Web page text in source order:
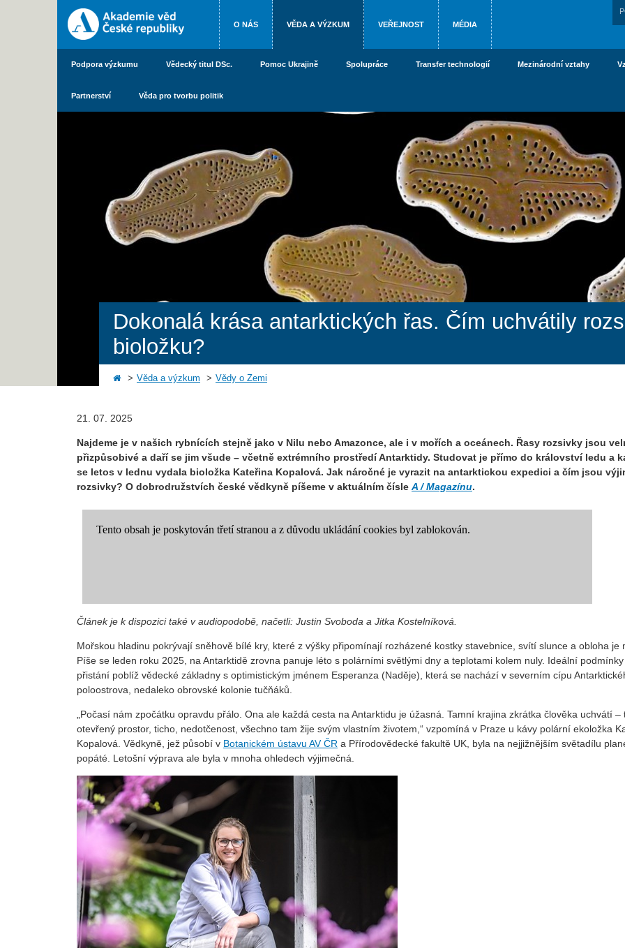
O NÁS VĚDA A VÝZKUM VEŘEJNOST MÉDIA
Podpora výzkumu Vědecký titul DSc. Pomoc Ukrajině Spolupráce Transfer technologií Mezinárodní vztahy
Partnerství Věda pro tvorbu politik
Dokonalá krása antarktických řas. Čím uchvátily
bioložku?
Věda a výzkum Vědy o Zemi
21. 07. 2025
Najdeme je v našich rybnících stejně jako v Nilu nebo Amazonce, ale i v mořích a oceánech. Řasy rozsivky jsou
přizpůsobivé a daří se jim všude – včetně extrémního prostředí Antarktidy. Studovat je přímo do království ledu a
se letos v lednu vydala bioložka Kateřina Kopalová. Jak náročné je vyrazit na antarktickou expedici a čím jsou
rozsivky? O dobrodružstvích české vědkyně píšeme v aktuálním čísle A / Magazínu.
Článek je k dispozici také v audiopodobě, načetli: Justin Svoboda a Jitka Kostelníková.
Mořskou hladinu pokrývají sněhově bílé kry, které z výšky připomínají rozházené kostky stavebnice, svítí slunce a obloha je
Píše se leden roku 2025, na Antarktidě zrovna panuje léto s polárními světlými dny a teplotami kolem nuly. Ideální
přistání poblíž vědecké základny s optimistickým jménem Esperanza (Naděje), která se nachází v severním cípu
poloostrova, nedaleko obrovské kolonie tučňáků.
„Počasí nám zpočátku opravdu přálo. Ona ale každá cesta na Antarktidu je úžasná. Tamní krajina zkrátka člověka uchvátí –
otevřený prostor, ticho, nedotčenost, všechno tam žije svým vlastním životem,“ vzpomíná v Praze u kávy polární ekoložka
Kopalová. Vědkyně, jež působí v Botanickém ústavu AV ČR a Přírodovědecké fakultě UK, byla na nejjižnějším světadílu
popáté. Letošní výprava ale byla v mnoha ohledech výjimečná.